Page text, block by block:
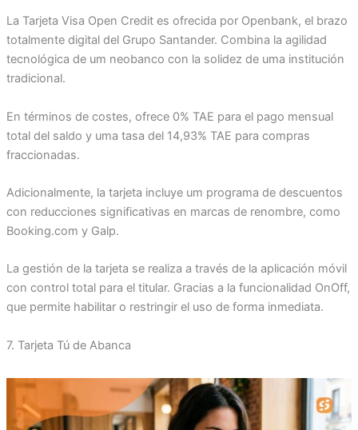
La Tarjeta Visa Open Credit es ofrecida por Openbank, el brazo
totalmente digital del Grupo Santander. Combina la agilidad
tecnológica de um neobanco con la solidez de uma institución
tradicional.
En términos de costes, ofrece 0% TAE para el pago mensual
total del saldo y uma tasa del 14,93% TAE para compras
fraccionadas.
Adicionalmente, la tarjeta incluye um programa de descuentos
con reducciones significativas en marcas de renombre, como
Booking.com y Galp.
La gestión de la tarjeta se realiza a través de la aplicación móvil
con control total para el titular. Gracias a la funcionalidad OnOff,
que permite habilitar o restringir el uso de forma inmediata.
7. Tarjeta Tú de Abanca